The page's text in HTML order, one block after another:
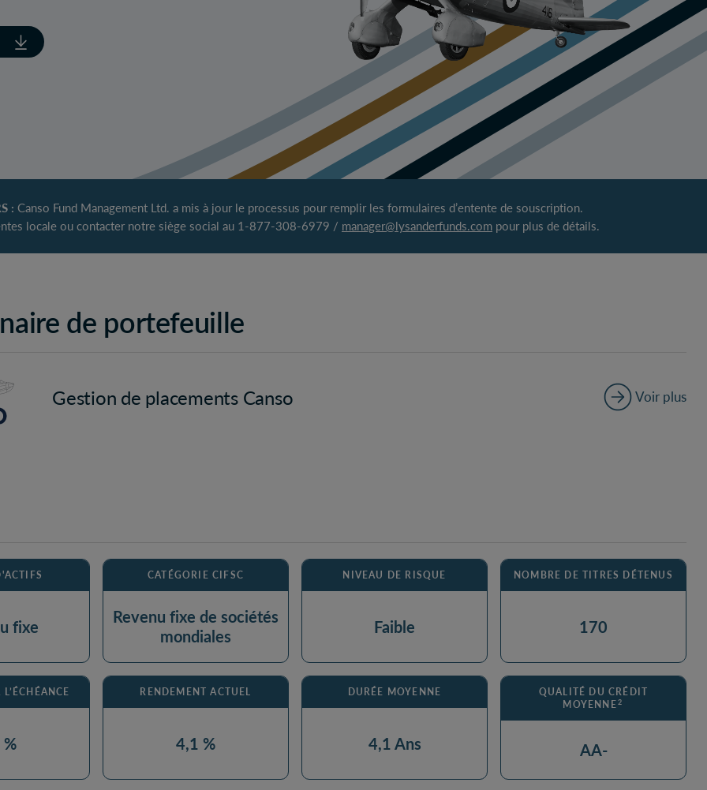
: Canso Fund Management Ltd. a mis à jour le processus pour remplir les formulaires d’entente de souscription.
locale ou contacter notre siège social au 1-877-308-6979 / manager@lysanderfunds.com pour plus de détails.
de portefeuille
Gestion de placements Canso Voir plus
fixe
CATÉGORIE CIFSC
Revenu fixe de sociétés
mondiales
NIVEAU DE RISQUE
Faible
NOMBRE DE TITRES DÉTENUS
170
RENDEMENT ACTUEL
4,1 %
DURÉE MOYENNE
4,1 Ans
QUALITÉ DU CRÉDIT
MOYENNE2
AA-